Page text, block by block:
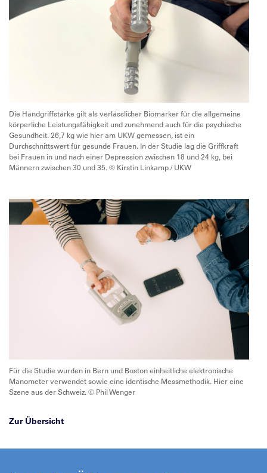
Die Handgriffstärke gilt als verlässlicher Biomarker für die allgemeine
körperliche Leistungsfähigkeit und zunehmend auch für die psychische
Gesundheit. 26,7 kg wie hier am UKW gemessen, ist ein
Durchschnittswert für gesunde Frauen. In der Studie lag die Griffkraft
bei Frauen in und nach einer Depression zwischen 18 und 24 kg, bei
Männern zwischen 30 und 35. © Kirstin Linkamp / UKW
Für die Studie wurden in Bern und Boston einheitliche elektronische
Manometer verwendet sowie eine identische Messmethodik. Hier eine
Szene aus der Schweiz. © Phil Wenger
Zur Übersicht